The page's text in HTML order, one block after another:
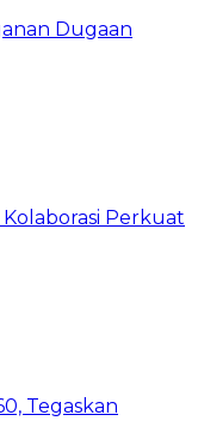
Dugaan
Perkuat
Tegaskan